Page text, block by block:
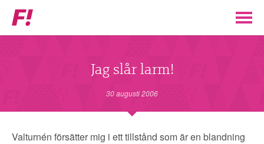
Feministiskt
initiativ
Jag slår larm!
30 augusti 2006
Valturnén försätter mig i ett tillstånd som är en blandning